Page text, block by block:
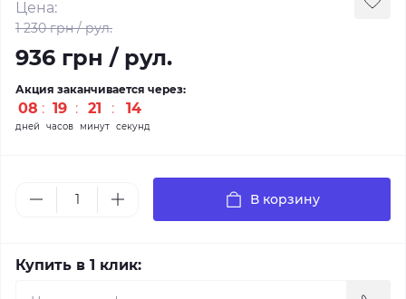
Цена:
1 230 грн / рул.
936 грн / рул.
Акция заканчивается через:
08
дней
19
часов
21
минут
12
секунд
В корзину
Купить в 1 клик: